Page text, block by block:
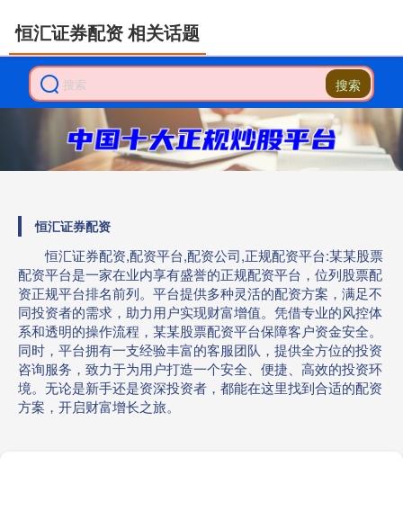
搜索
恒汇证券配资
恒汇证券配资,配资平台,配资公司,正规配资平台:某某股票
配资平台是一家在业内享有盛誉的正规配资平台，位列股票配
资正规平台排名前列。平台提供多种灵活的配资方案，满足不
同投资者的需求，助力用户实现财富增值。凭借专业的风控体
系和透明的操作流程，某某股票配资平台保障客户资金安全。
同时，平台拥有一支经验丰富的客服团队，提供全方位的投资
咨询服务，致力于为用户打造一个安全、便捷、高效的投资环
境。无论是新手还是资深投资者，都能在这里找到合适的配资
方案，开启财富增长之旅。
恒汇证券配资 相关话题